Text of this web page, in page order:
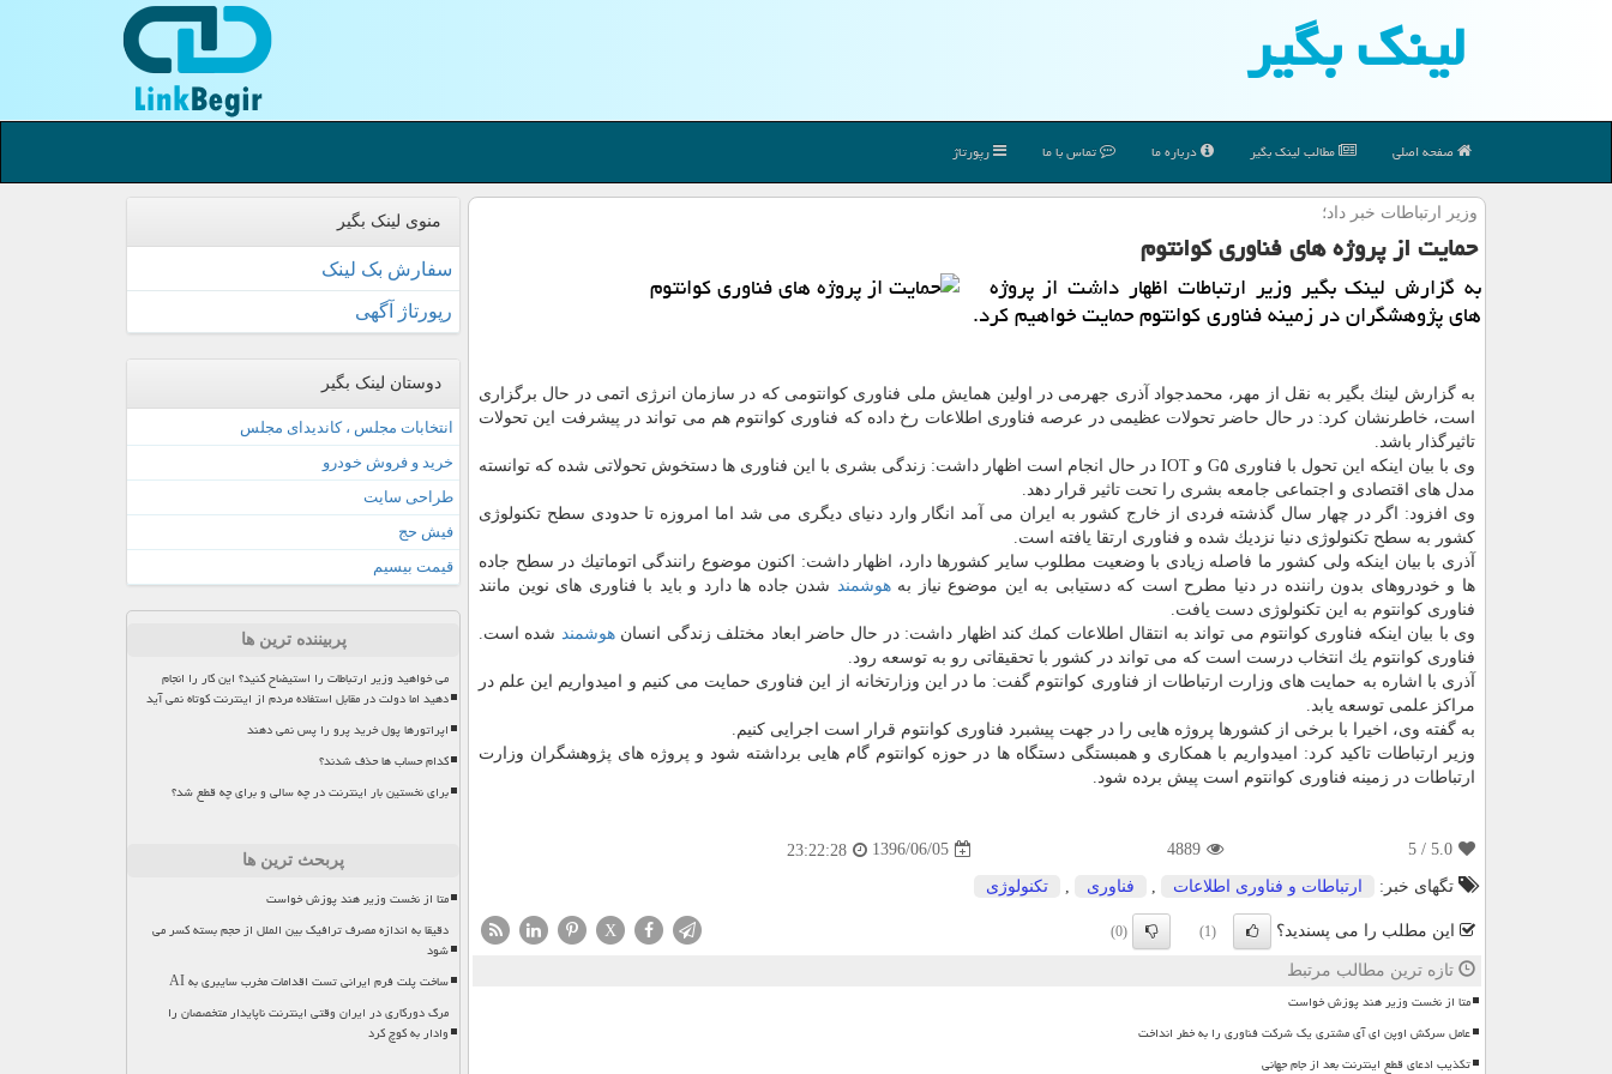
لینك بگیر
صفحه اصلی مطالب لینك بگیر درباره ما تماس با ما رپورتاژ
وزیر ارتباطات خبر داد؛
حمایت از پروژه های فناوری كوانتوم
به گزارش لینك بگیر وزیر ارتباطات اظهار داشت از پروژه
های پژوهشگران در زمینه فناوری كوانتوم حمایت خواهیم كرد.
به گزارش لینك بگیر به نقل از مهر، محمدجواد آذری جهرمی در اولین همایش ملی فناوری كوانتومی كه در سازمان انرژی اتمی در حال برگزاری
است، خاطرنشان كرد: در حال حاضر تحولات عظیمی در عرصه فناوری اطلاعات رخ داده كه فناوری كوانتوم هم می تواند در پیشرفت این تحولات
تاثیرگذار باشد.
وی با بیان اینكه این تحول با فناوری G۵ و IOT در حال انجام است اظهار داشت: زندگی بشری با این فناوری ها دستخوش تحولاتی شده كه توانسته
مدل های اقتصادی و اجتماعی جامعه بشری را تحت تاثیر قرار دهد.
وی افزود: اگر در چهار سال گذشته فردی از خارج كشور به ایران می آمد انگار وارد دنیای دیگری می شد اما امروزه تا حدودی سطح تكنولوژی
كشور به سطح تكنولوژی دنیا نزدیك شده و فناوری ارتقا یافته است.
آذری با بیان اینكه ولی كشور ما فاصله زیادی با وضعیت مطلوب سایر كشورها دارد، اظهار داشت: اكنون موضوع رانندگی اتوماتیك در سطح جاده
ها و خودروهای بدون راننده در دنیا مطرح است كه دستیابی به این موضوع نیاز بههوشمند شدن جاده ها دارد و باید با فناوری های نوین مانند
فناوری كوانتوم به این تكنولوژی دست یافت.
وی با بیان اینكه فناوری كوانتوم می تواند به انتقال اطلاعات كمك كند اظهار داشت: در حال حاضر ابعاد مختلف زندگی انسانهوشمند شده است.
فناوری كوانتوم یك انتخاب درست است كه می تواند در كشور با تحقیقاتی رو به توسعه رود.
آذری با اشاره به حمایت های وزارت ارتباطات از فناوری كوانتوم گفت: ما در این وزارتخانه از این فناوری حمایت می كنیم و امیدواریم این علم در
مراكز علمی توسعه یابد.
به گفته وی، اخیرا با برخی از كشورها پروژه هایی را در جهت پیشبرد فناوری كوانتوم قرار است اجرایی كنیم.
وزیر ارتباطات تاكید كرد: امیدواریم با همكاری و همبستگی دستگاه ها در حوزه كوانتوم گام هایی برداشته شود و پروژه های پژوهشگران وزارت
ارتباطات در زمینه فناوری كوانتوم است پیش برده شود.
5.0
/ 5
4889
1396/06/05
23:22:28
تگهای خبر:
ارتباطات و فناوری اطلاعات فناوری تكنولوژی
این مطلب را می پسندید؟ (1)
(0)
X
تازه ترین مطالب مرتبط
متا از نخست وزیر هند پوزش خواست
عامل سرکش اوپن ای آی مشتری یک شرکت فناوری را به خطر انداخت
تکذیب ادعای قطع اینترنت بعد از جام جهانی
منوی لینک بگیر
سفارش بک لینک
رپورتاژ آگهی
دوستان لینک بگیر
انتخابات مجلس ، کاندیدای مجلس
خرید و فروش خودرو
طراحی سایت
فیش حج
قیمت بیسیم
پربیننده ترین ها
می خواهید وزیر ارتباطات را استیضاح کنید؟ این کار را انجام
دهید اما دولت در مقابل استفاده مردم از اینترنت کوتاه نمی آید
اپراتورها پول خرید پرو را پس نمی دهند
کدام حساب ها حذف شدند؟
برای نخستین بار اینترنت در چه سالی و برای چه قطع شد؟
پربحث ترین ها
متا از نخست وزیر هند پوزش خواست
دقیقا به اندازه مصرف ترافیک بین الملل از حجم بسته کسر می
شود
ساخت پلت فرم ایرانی تست اقدامات مخرب سایبری به AI
مرگ دورکاری در ایران وقتی اینترنت ناپایدار متخصصان را
وادار به کوچ کرد